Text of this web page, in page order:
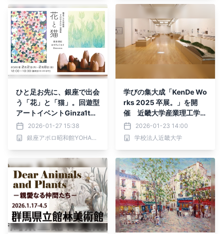
ひと足お先に、銀座で出会
う「花」と「猫」。回遊型
アートイベントGinza1to8
参加企画2026-01-27 15:38
銀座アポロ昭和館YOHAKU
学びの集大成「KenDe Wo
rks 2025 卒展。」を開
催 近畿大学産業理工学部
建築・デザイン学科生の卒
業作品を展示
2026-01-23 14:00
学校法人近畿大学